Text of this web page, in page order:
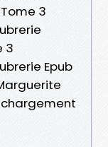
3
3
Epub